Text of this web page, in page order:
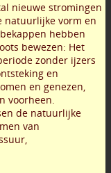
nieuwe stromingen
natuurlijke vorm en
hebben
bewezen: Het
zonder ijzers
en
en genezen,
voorheen.
de natuurlijke
van